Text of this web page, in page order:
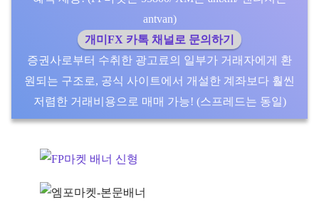
antvan)
개미FX 카톡 채널로 문의하기
증권사로부터 수취한 광고료의 일부가 거래자에게 환
원되는 구조로, 공식 사이트에서 개설한 계좌보다 훨씬
저렴한 거래비용으로 매매 가능! (스프레드는 동일)